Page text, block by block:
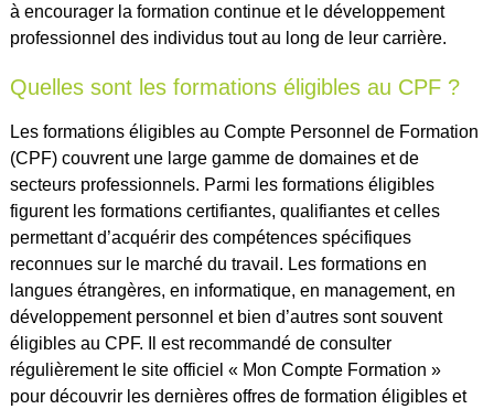
à encourager la formation continue et le développement
professionnel des individus tout au long de leur carrière.
Quelles sont les formations éligibles au CPF ?
Les formations éligibles au Compte Personnel de Formation
(CPF) couvrent une large gamme de domaines et de
secteurs professionnels. Parmi les formations éligibles
figurent les formations certifiantes, qualifiantes et celles
permettant d’acquérir des compétences spécifiques
reconnues sur le marché du travail. Les formations en
langues étrangères, en informatique, en management, en
développement personnel et bien d’autres sont souvent
éligibles au CPF. Il est recommandé de consulter
régulièrement le site officiel « Mon Compte Formation »
pour découvrir les dernières offres de formation éligibles et